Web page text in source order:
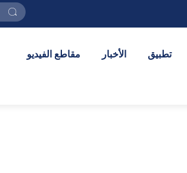
تطبيق الأخبار مقاطع الفيديو